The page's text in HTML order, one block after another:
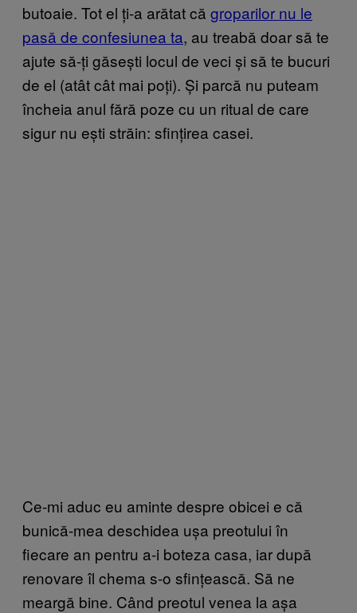
butoaie. Tot el ți-a arătat că groparilor nu le
pasă de confesiunea ta, au treabă doar să te
ajute să-ți găsești locul de veci și să te bucuri
de el (atât cât mai poți). Și parcă nu puteam
încheia anul fără poze cu un ritual de care
sigur nu ești străin: sfințirea casei.
Ce-mi aduc eu aminte despre obicei e că
bunică-mea deschidea ușa preotului în
fiecare an pentru a-i boteza casa, iar după
renovare îl chema s-o sfințească. Să ne
meargă bine. Când preotul venea la așa